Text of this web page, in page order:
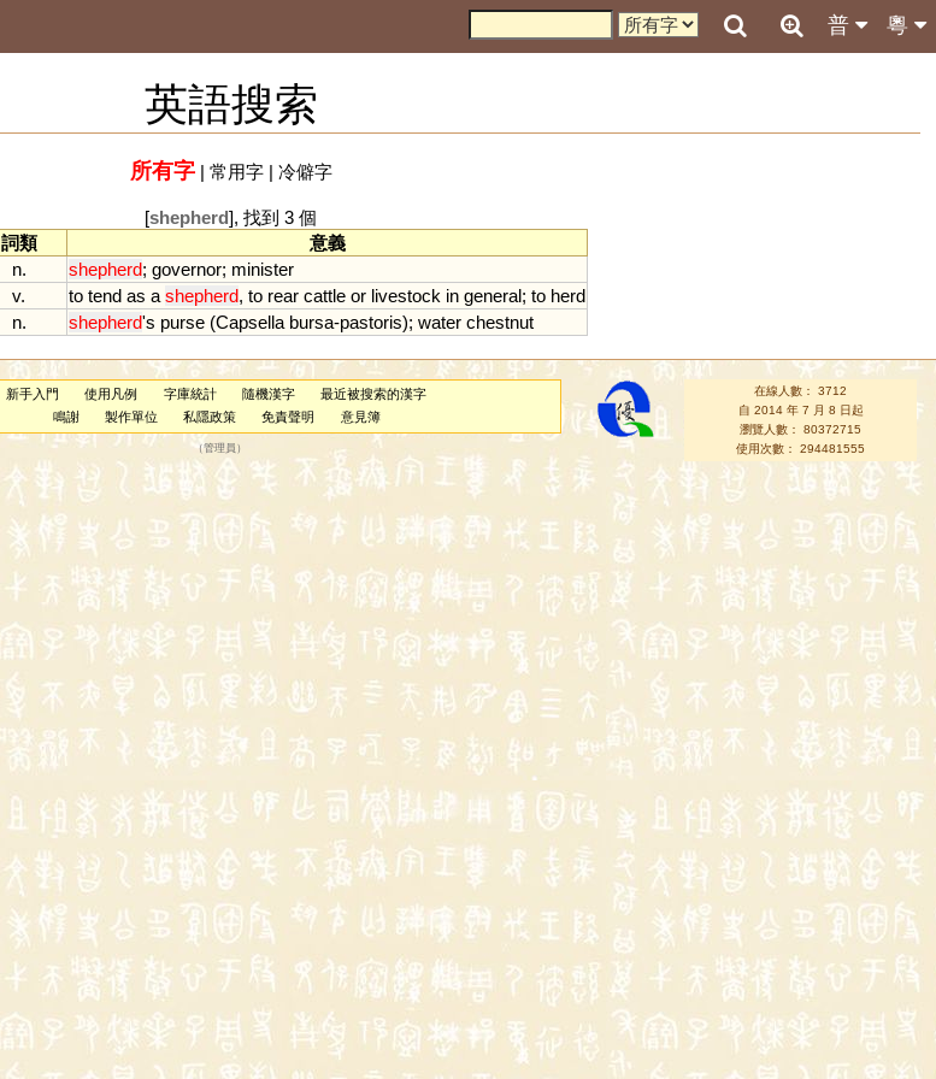
粵
普
英語搜索
所有字| 常用字| 冷僻字
[shepherd], 找到 3 個
詞類
意義
n. shepherd; governor; minister
v. to tend as a shepherd, to rear cattle or livestock in general; to herd
n. shepherd's purse (Capsella bursa-pastoris); water chestnut
新手入門 使用凡例 字庫統計 隨機漢字
最近被搜索的漢字
鳴謝
製作單位 私隱政策 免責聲明 意見簿
（管理員 ）
在線人數： 3712
自 2014 年 7 月 8 日起
瀏覽人數： 80372715
使用次數： 294481555